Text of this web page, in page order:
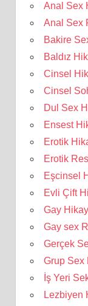
Anal Sex
Anal Sex
Bakire
Baldız
Cinsel
Cinsel
Dul Sex
Ensest
Erotik
Erotik
Eşcinsel
Evli Çift
Gay
Gay sex
Gerçek
Grup Sex
İş Yeri
Lezbiyen